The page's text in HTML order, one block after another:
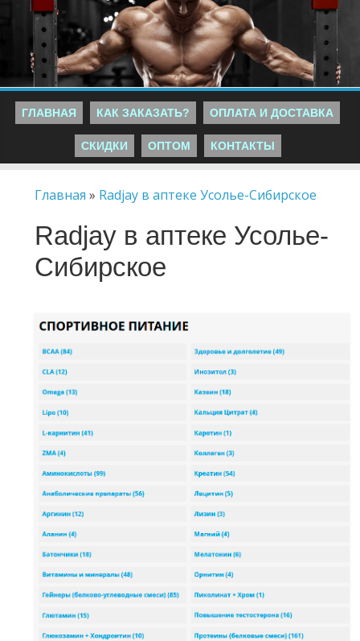
ГЛАВНАЯ КАК ЗАКАЗАТЬ? ОПЛАТА И ДОСТАВКА
СКИДКИ ОПТОМ КОНТАКТЫ
Главная » Radjay в аптеке Усолье-Сибирское
Radjay в аптеке Усолье-
Сибирское